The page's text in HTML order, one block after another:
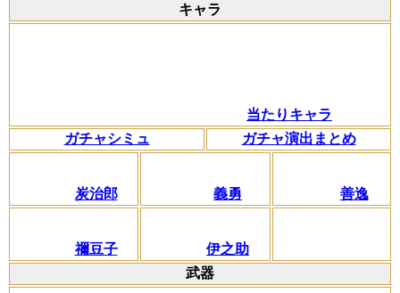
キャラ
当たりキャラ
ガチャシミュ
ガチャ演出まとめ
炭治郎 義勇 善逸
禰豆子
伊之助
武器